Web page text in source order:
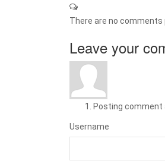
There are no comments
Leave your
Posting comment
Username